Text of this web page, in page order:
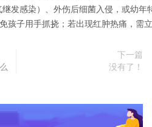
发感染）、外伤后细菌入侵，或幼
孩子用手抓挠；若出现红肿热痛，需
下一篇
没有了！